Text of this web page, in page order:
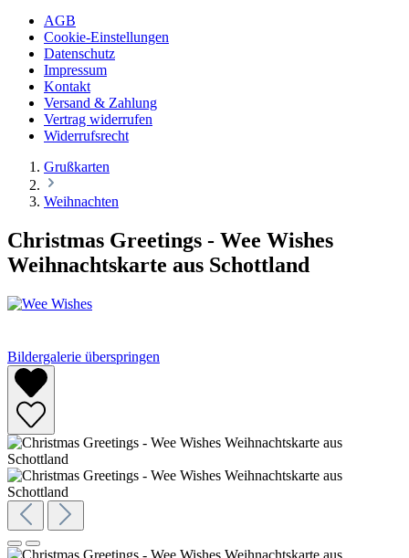
AGB
Cookie-Einstellungen
Datenschutz
Impressum
Kontakt
Versand & Zahlung
Vertrag widerrufen
Widerrufsrecht
Grußkarten
Weihnachten
Christmas Greetings - Wee Wishes
Weihnachtskarte aus Schottland
Bildergalerie überspringen